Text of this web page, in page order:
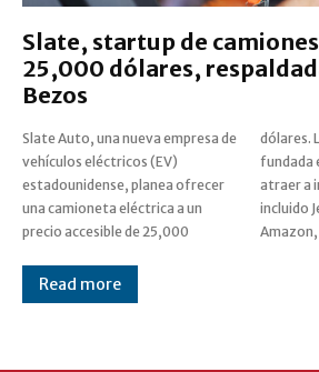
Slate, startup de
25,000 dólares,
Bezos
Slate Auto, una nueva empresa de
vehículos eléctricos (EV)
estadounidense, planea ofrecer
una camioneta eléctrica a un
precio accesible de 25,000
dólares. La startup, que fue
fundada en 2022, ha logrado
atraer a inversores de alto perfil,
incluido Jeff Bezos, fundador de
Amazon,
Read more